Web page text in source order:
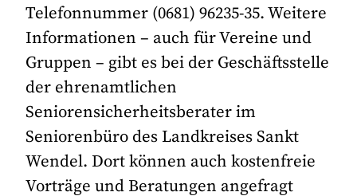
Telefonnummer (0681) 96235-35. Weitere
Informationen – auch für Vereine und
Gruppen – gibt es bei der Geschäftsstelle
der ehrenamtlichen
Seniorensicherheitsberater im
Seniorenbüro des Landkreises Sankt
Wendel. Dort können auch kostenfreie
Vorträge und Beratungen angefragt